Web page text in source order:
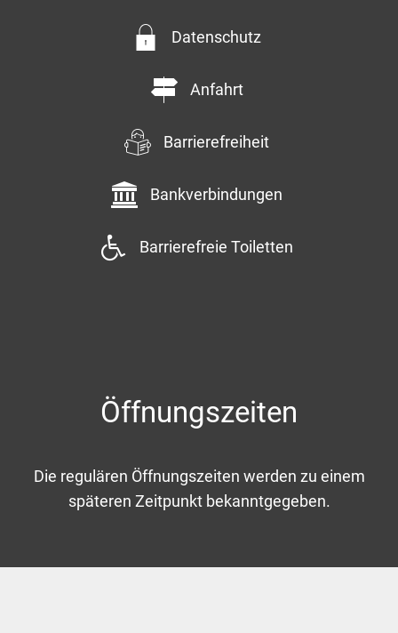
Datenschutz
Anfahrt
Barrierefreiheit
Bankverbindungen
Barrierefreie Toiletten
Öffnungszeiten
Die regulären Öffnungszeiten werden zu einem
späteren Zeitpunkt bekanntgegeben.